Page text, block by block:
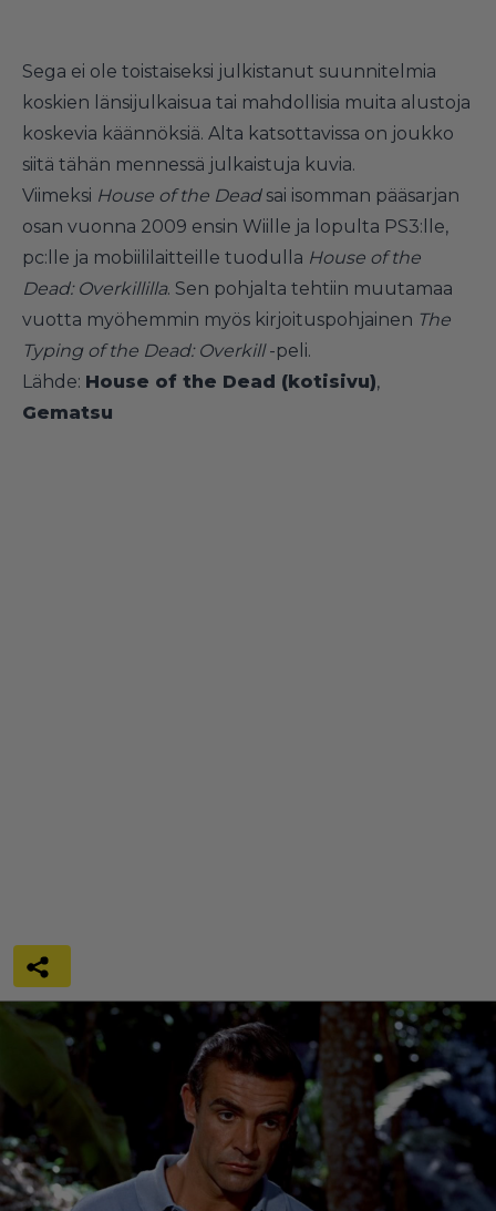
Sega ei ole toistaiseksi julkistanut suunnitelmia
koskien länsijulkaisua tai mahdollisia muita alustoja
koskevia käännöksiä. Alta katsottavissa on joukko
siitä tähän mennessä julkaistuja kuvia.
Viimeksi House of the Deadsai isomman pääsarjan
osan vuonna 2009 ensin Wiille ja lopulta PS3:lle,
pc:lle ja mobiililaitteille tuodulla House of the
Dead: Overkillilla. Sen pohjalta tehtiin muutamaa
vuotta myöhemmin myös kirjoituspohjainen The
Typing of the Dead: Overkill-peli.
Lähde: House of the Dead (kotisivu),
Gematsu